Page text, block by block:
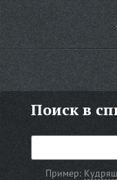
Поиск в
Пример: